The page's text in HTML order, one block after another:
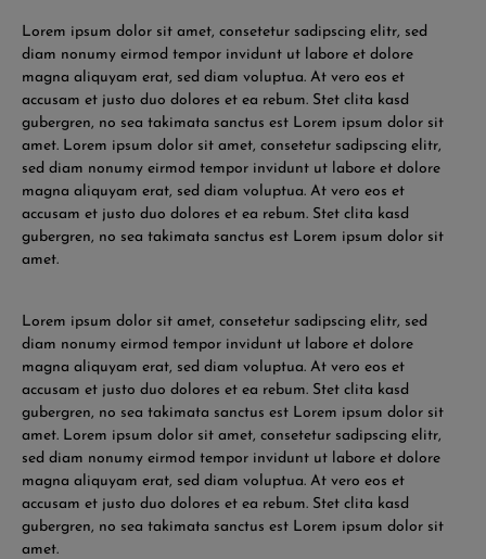
Lorem ipsum dolor sit amet, consetetur sadipscing elitr, sed
diam nonumy eirmod tempor invidunt ut labore et dolore
magna aliquyam erat, sed diam voluptua. At vero eos et
accusam et justo duo dolores et ea rebum. Stet clita kasd
gubergren, no sea takimata sanctus est Lorem ipsum dolor sit
amet. Lorem ipsum dolor sit amet, consetetur sadipscing elitr,
sed diam nonumy eirmod tempor invidunt ut labore et dolore
magna aliquyam erat, sed diam voluptua. At vero eos et
accusam et justo duo dolores et ea rebum. Stet clita kasd
gubergren, no sea takimata sanctus est Lorem ipsum dolor sit
amet.
Lorem ipsum dolor sit amet, consetetur sadipscing elitr, sed
diam nonumy eirmod tempor invidunt ut labore et dolore
magna aliquyam erat, sed diam voluptua. At vero eos et
accusam et justo duo dolores et ea rebum. Stet clita kasd
gubergren, no sea takimata sanctus est Lorem ipsum dolor sit
amet. Lorem ipsum dolor sit amet, consetetur sadipscing elitr,
sed diam nonumy eirmod tempor invidunt ut labore et dolore
magna aliquyam erat, sed diam voluptua. At vero eos et
accusam et justo duo dolores et ea rebum. Stet clita kasd
gubergren, no sea takimata sanctus est Lorem ipsum dolor sit
amet.